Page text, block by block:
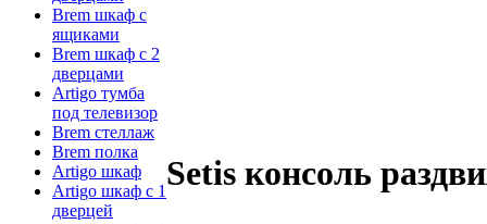
Brem шкаф с
ящиками
Brem шкаф с 2
дверцами
Artigo тумба
под телевизор
Brem стеллаж
Brem полка
Artigo шкаф
Artigo шкаф с 1
дверцей
Setis консоль